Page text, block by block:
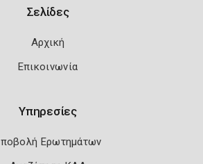
Σελίδες
Αρχική
Επικοινωνία
Υπηρεσίες
Ερωτημάτων